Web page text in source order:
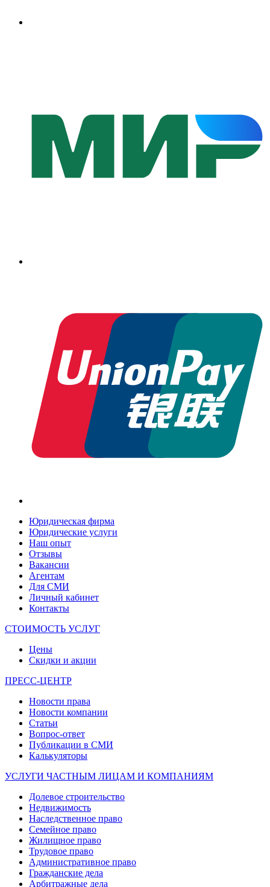
Юридическая фирма
Юридические услуги
Наш опыт
Отзывы
Вакансии
Агентам
Для СМИ
Личный кабинет
Контакты
СТОИМОСТЬ УСЛУГ
Цены
Скидки и акции
ПРЕСС-ЦЕНТР
Новости права
Новости компании
Статьи
Вопрос-ответ
Публикации в СМИ
Калькуляторы
УСЛУГИ ЧАСТНЫМ ЛИЦАМ И КОМПАНИЯМ
Долевое строительство
Недвижимость
Наследственное право
Семейное право
Жилищное право
Трудовое право
Административное право
Гражданские дела
Арбитражные дела